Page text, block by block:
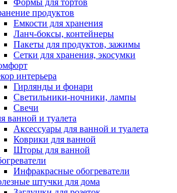
Формы для тортов
продуктов
Емкости для хранения
Ланч-боксы, контейнеры
Пакеты для продуктов, зажимы
Сетки для хранения, экосумки
интерьера
Гирлянды и фонари
Светильники-ночники, лампы
Свечи
ванной и туалета
Аксессуары для ванной и туалета
Коврики для ванной
Шторы для ванной
Инфракрасные обогреватели
штучки для дома